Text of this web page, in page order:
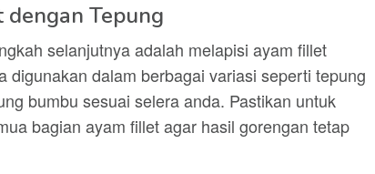
Tepung
selanjutnya adalah melapisi ayam fillet
digunakan dalam berbagai variasi seperti tepung
bumbu sesuai selera anda. Pastikan untuk
bagian ayam fillet agar hasil gorengan tetap